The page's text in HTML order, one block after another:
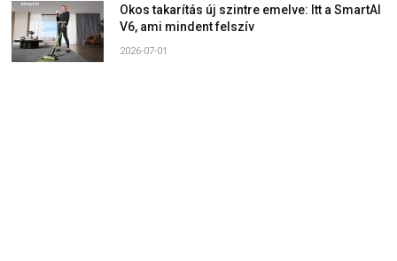
Okos takarítás új szintre emelve: Itt a SmartAI
V6, ami mindent felszív
2026-07-01